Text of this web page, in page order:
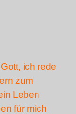
ich rede
zum
Leben
für mich